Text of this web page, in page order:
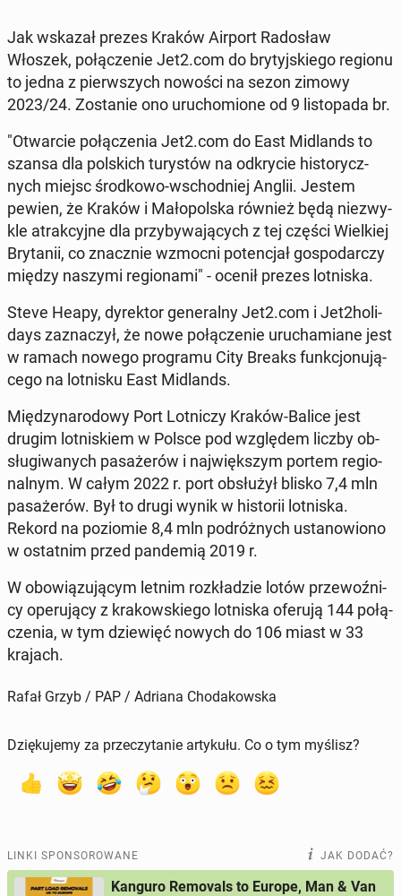
Jak wskazał prezes Kraków Airport Ra­do­sław
Włoszek, po­łą­cze­nie Jet2.com do bry­tyj­skie­go regionu
to jedna z pierw­szych nowości na sezon zimowy
2023/24. Zo­sta­nie ono uru­cho­mio­ne od 9 li­sto­pa­da br.
"Otwar­cie po­łą­cze­nia Jet2.com do East Mi­dlands to
szansa dla pol­skich tu­ry­stów na od­kry­cie hi­sto­rycz­
nych miejsc środ­ko­wo-wschod­niej Anglii. Jestem
pewien, że Kraków i Ma­ło­pol­ska również będą nie­zwy­
kle atrak­cyj­ne dla przy­by­wa­ją­cych z tej części Wiel­kiej
Bry­ta­nii, co znacz­nie wzmocni po­ten­cjał go­spo­dar­czy
między naszymi re­gio­na­mi" - ocenił prezes lot­ni­ska.
Steve Heapy, dy­rek­tor ge­ne­ral­ny Jet2.com i Jet2ho­li­
days za­zna­czył, że nowe po­łą­cze­nie uru­cha­mia­ne jest
w ramach nowego pro­gra­mu City Breaks funk­cjo­nu­ją­
ce­go na lot­ni­sku East Mi­dlands.
Mię­dzy­na­ro­do­wy Port Lot­ni­czy Kraków-Balice jest
drugim lot­ni­skiem w Polsce pod wzglę­dem liczby ob­
słu­gi­wa­nych pa­sa­że­rów i naj­więk­szym portem re­gio­
nal­nym. W całym 2022 r. port ob­słu­żył blisko 7,4 mln
pa­sa­że­rów. Był to drugi wynik w hi­sto­rii lot­ni­ska.
Rekord na po­zio­mie 8,4 mln po­dróż­nych usta­no­wio­no
w ostat­nim przed pan­de­mią 2019 r.
W obo­wią­zu­ją­cym letnim roz­kła­dzie lotów prze­woź­ni­
cy ope­ru­ją­cy z kra­kow­skie­go lot­ni­ska oferują 144 po­łą­
cze­nia, w tym dzie­więć nowych do 106 miast w 33
krajach.
Rafał Grzyb / PAP / Adriana Chodakowska
Dziękujemy za przeczytanie artykułu. Co o tym myślisz?
LINKI SPONSOROWANE JAK DODAĆ?
Kanguro Removals to Europe, Man & Van